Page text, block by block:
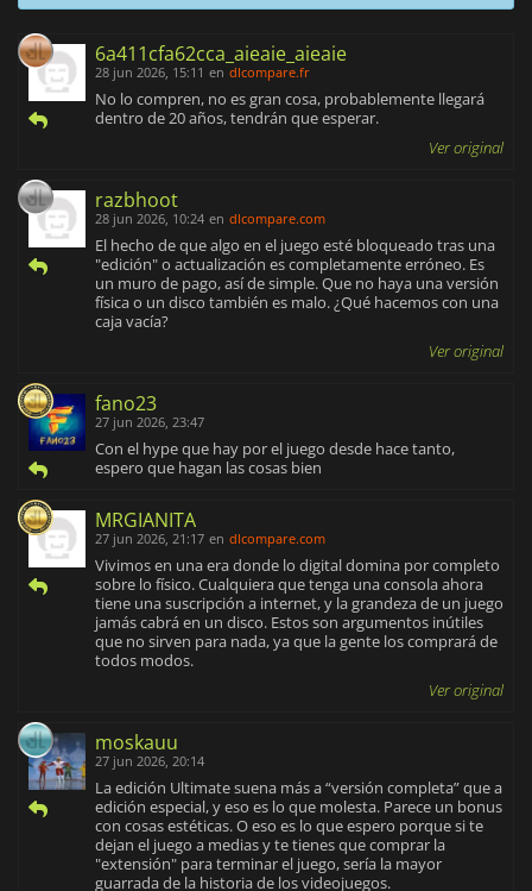
6a411cfa62cca_aieaie_aieaie
28 jun 2026, 15:11 en dlcompare.fr
No lo compren, no es gran cosa, probablemente llegará
dentro de 20 años, tendrán que esperar.
Ver original
razbhoot
28 jun 2026, 10:24 en dlcompare.com
El hecho de que algo en el juego esté bloqueado tras una
"edición" o actualización es completamente erróneo. Es
un muro de pago, así de simple. Que no haya una versión
física o un disco también es malo. ¿Qué hacemos con una
caja vacía?
Ver original
fano23
27 jun 2026, 23:47
Con el hype que hay por el juego desde hace tanto,
espero que hagan las cosas bien
MRGIANITA
27 jun 2026, 21:17 en dlcompare.com
Vivimos en una era donde lo digital domina por completo
sobre lo físico. Cualquiera que tenga una consola ahora
tiene una suscripción a internet, y la grandeza de un juego
jamás cabrá en un disco. Estos son argumentos inútiles
que no sirven para nada, ya que la gente los comprará de
todos modos.
Ver original
moskauu
27 jun 2026, 20:14
La edición Ultimate suena más a “versión completa” que a
edición especial, y eso es lo que molesta. Parece un bonus
con cosas estéticas. O eso es lo que espero porque si te
dejan el juego a medias y te tienes que comprar la
"extensión" para terminar el juego, sería la mayor
guarrada de la historia de los videojuegos.